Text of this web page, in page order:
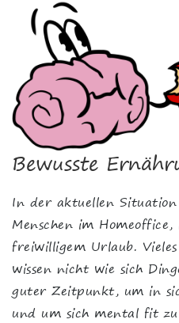
Bewusste
In der aktuellen
Menschen im
freiwilligem Urlaub.
wissen nicht wie sich
guter Zeitpunkt, um in
und um sich mental fit